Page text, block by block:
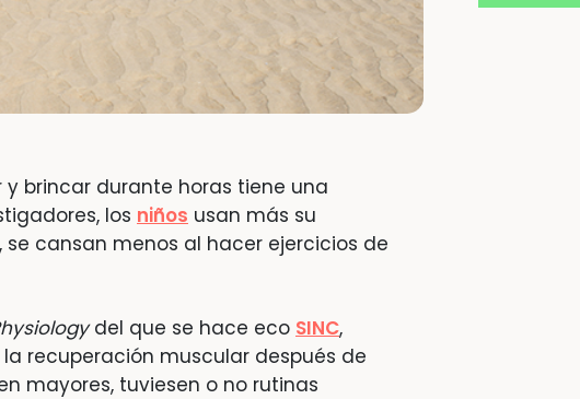
brincar durante horas tiene una
los niños usan más su
cansan menos al hacer ejercicios de
del que se hace eco SINC,
recuperación muscular después de
mayores, tuviesen o no rutinas